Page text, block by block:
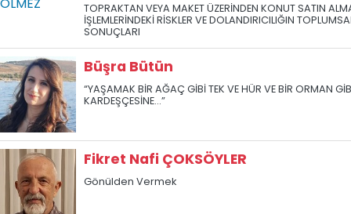
TOPRAKTAN VEYA MAKET ÜZERİNDEN KONUT SATIN
İŞLEMLERİNDEKİ RİSKLER VE DOLANDIRICILIĞIN
SONUÇLARI
Büşra Bütün
“YAŞAMAK BİR AĞAÇ GİBİ TEK VE HÜR VE BİR ORMAN
KARDEŞÇESİNE...”
Fikret Nafi ÇOKSÖYLER
Gönülden Vermek